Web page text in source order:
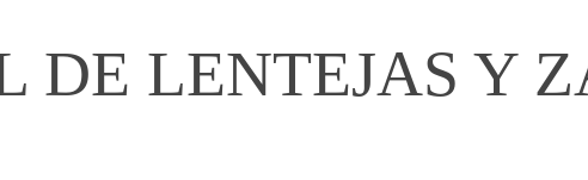
DE LENTEJAS Y